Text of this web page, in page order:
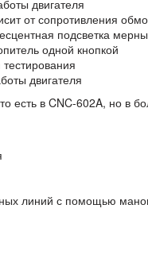
двигателя
от сопротивления
подсветка
одной кнопкой
двигателя
есть в CNC-602A, но в
линий с помощью